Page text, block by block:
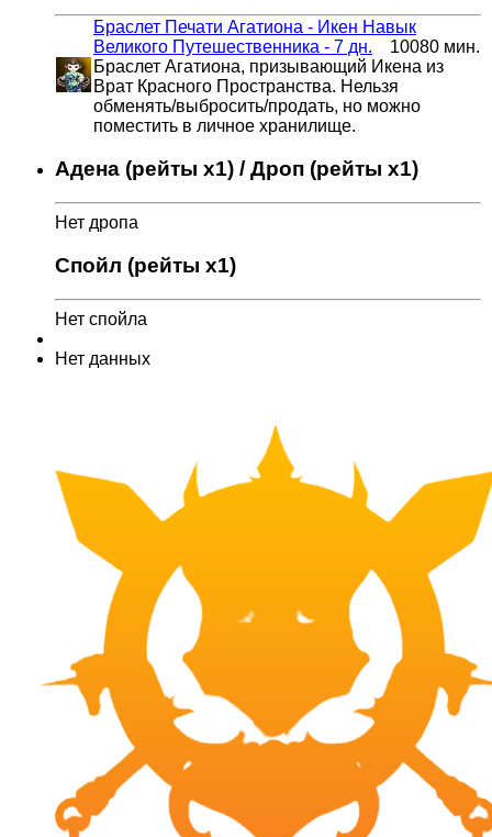
Браслет Печати Агатиона - Икен Навык
Великого Путешественника - 7 дн.
10080 мин.
Браслет Агатиона, призывающий Икена из
Врат Красного Пространства. Нельзя
обменять/выбросить/продать, но можно
поместить в личное хранилище.
Адена (рейты x1) / Дроп (рейты x1)
Нет дропа
Спойл (рейты x1)
Нет спойла
Нет данных